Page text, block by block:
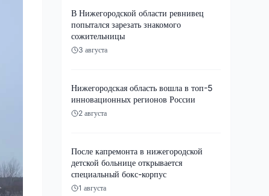
В Нижегородской области ревнивец
попытался зарезать знакомого
сожительницы
3 августа
Нижегородская область вошла в топ-5
инновационных регионов России
2 августа
После капремонта в нижегородской
детской больнице открывается
специальный бокс-корпус
1 августа